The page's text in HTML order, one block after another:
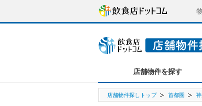
店舗物件を探す
店舗物件探しトップ 首都圏 神